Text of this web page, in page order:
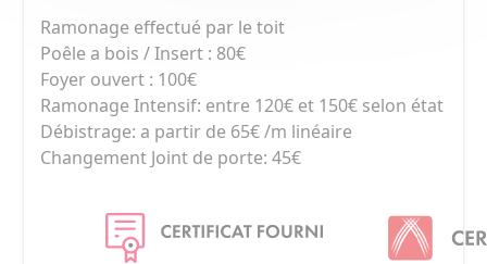
Ramonage effectué par le toit
Poêle a bois / Insert : 80€
Foyer ouvert : 100€
Ramonage Intensif: entre 120€ et 150€ selon état
Débistrage: a partir de 65€ /m linéaire
Changement Joint de porte: 45€